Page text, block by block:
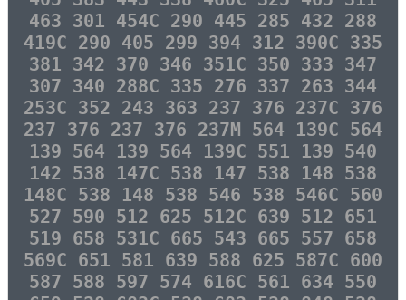
463 301 454C 290 445 285 432 288
419C 290 405 299 394 312 390C 335
381 342 370 346 351C 350 333 347
307 340 288C 335 276 337 263 344
253C 352 243 363 237 376 237C 376
237 376 237 376 237M 564 139C 564
139 564 139 564 139C 551 139 540
142 538 147C 538 147 538 148 538
148C 538 148 538 546 538 546C 560
527 590 512 625 512C 639 512 651
519 658 531C 665 543 665 557 658
569C 651 581 639 588 625 587C 600
587 588 597 574 616C 561 634 550